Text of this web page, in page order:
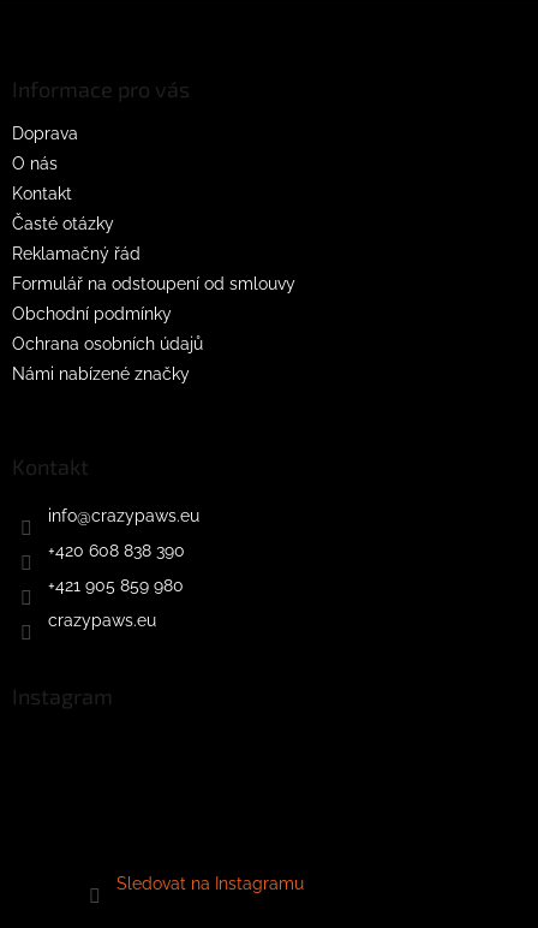
Informace pro vás
Doprava
O nás
Kontakt
Časté otázky
Reklamačný řád
Formulář na odstoupení od smlouvy
Obchodní podmínky
Ochrana osobních údajů
Námi nabízené značky
Kontakt
info@crazypaws.eu
+420 608 838 390
+421 905 859 980
crazypaws.eu
Instagram
Sledovat na Instagramu